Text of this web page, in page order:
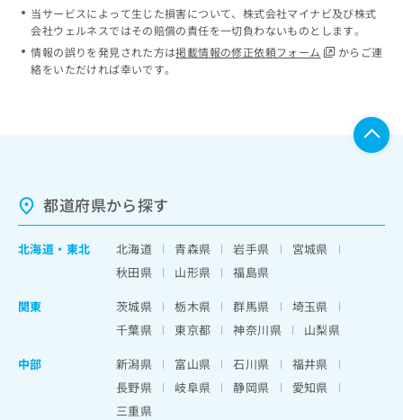
当サービスによって生じた損害について、株式会社マイナビ及び株式
会社ウェルネスではその賠償の責任を一切負わないものとします。
情報の誤りを発見された方は掲載情報の修正依頼フォーム
からご連
絡をいただければ幸いです。
都道府県から探す
北海道 ・ 東北 北海道 青森県 岩手県
宮城県
秋田県
山形県
福島県
関東
茨城県 栃木県 群馬県
埼玉県
千葉県
東京都 神奈川県
山梨県
中部
新潟県 富山県 石川県
福井県
長野県
岐阜県 静岡県
愛知県
三重県